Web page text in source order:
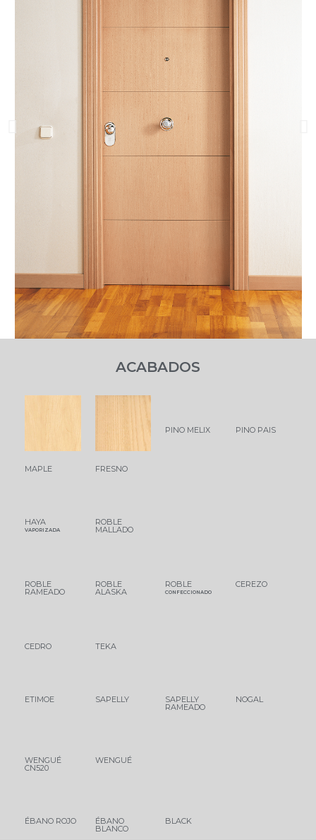
ACABADOS
MAPLE FRESNO
PINO MELIX PINO PAIS
HAYA
VAPORIZADA
ROBLE
MALLADO
ROBLE
RAMEADO
ROBLE
ALASKA
ROBLE
CONFECCIONADO
CEREZO
CEDRO TEKA
ETIMOE SAPELLY SAPELLY
RAMEADO
NOGAL
WENGUÉ
CN520
WENGUÉ
ÉBANO ROJO ÉBANO
BLANCO
BLACK